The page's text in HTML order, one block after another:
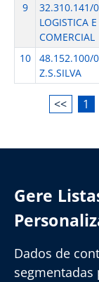
9
32.310.141/
LOGISTICA
COMERCIAL
10
48.152.100/
Z.S.SILVA
<< 1
Gere
Dados de